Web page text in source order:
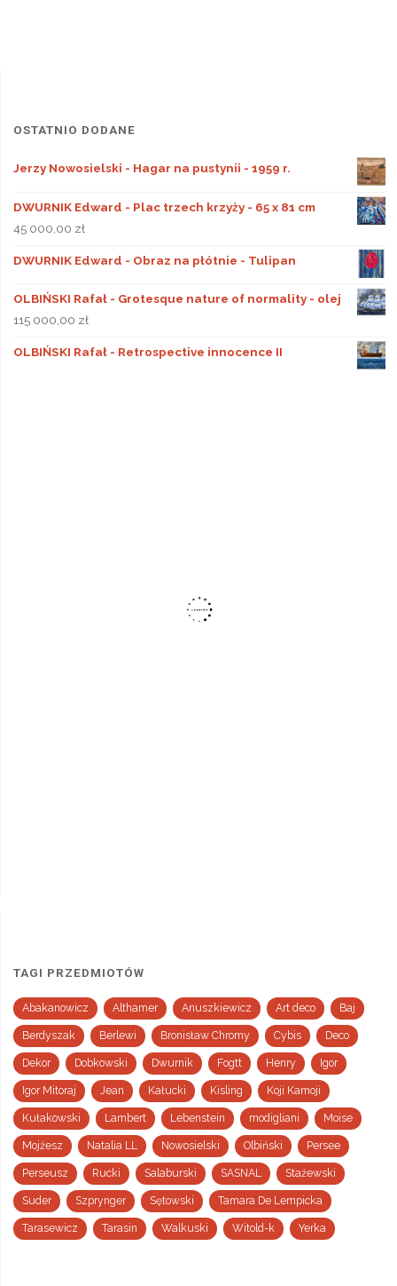
OSTATNIO DODANE
Jerzy Nowosielski - Hagar na pustynii - 1959 r.
DWURNIK Edward - Plac trzech krzyży - 65 x 81 cm
45 000,00 zł
DWURNIK Edward - Obraz na płótnie - Tulipan
OLBIŃSKI Rafał - Grotesque nature of normality - olej
115 000,00 zł
OLBIŃSKI Rafał - Retrospective innocence II
TAGI PRZEDMIOTÓW
Abakanowicz Althamer Anuszkiewicz Art deco Baj
Berdyszak Berlewi Bronisław Chromy Cybis Deco
Dekor Dobkowski Dwurnik Fogtt Henry Igor
Igor Mitoraj Jean Kałucki Kisling Koji Kamoji
Kułakowski Lambert Lebenstein modigliani Moise
Mojżesz Natalia LL Nowosielski Olbiński Persee
Perseusz Rucki Salaburski SASNAL Stażewski
Suder Szprynger Sętowski Tamara De Lempicka
Tarasewicz Tarasin Walkuski Witold-k Yerka